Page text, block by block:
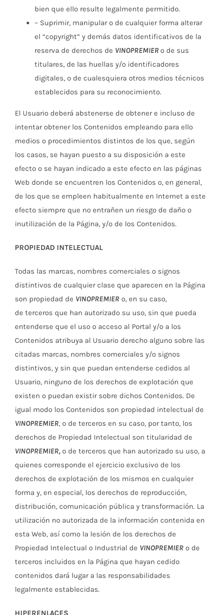
bien que ello resulte legalmente permitido.
– Suprimir, manipular o de cualquier forma alterar
el “copyright” y demás datos identificativos de la
reserva de derechos de VINOPREMIERo de sus
titulares, de las huellas y/o identificadores
digitales, o de cualesquiera otros medios técnicos
establecidos para su reconocimiento.
El Usuario deberá abstenerse de obtener e incluso de
intentar obtener los Contenidos empleando para ello
medios o procedimientos distintos de los que, según
los casos, se hayan puesto a su disposición a este
efecto o se hayan indicado a este efecto en las páginas
Web donde se encuentren los Contenidos o, en general,
de los que se empleen habitualmente en Internet a este
efecto siempre que no entrañen un riesgo de daño o
inutilización de la Página, y/o de los Contenidos.
PROPIEDAD INTELECTUAL
Todas las marcas, nombres comerciales o signos
distintivos de cualquier clase que aparecen en la Página
son propiedad de VINOPREMIER o, en su caso,
de terceros que han autorizado su uso, sin que pueda
entenderse que el uso o acceso al Portal y/o a los
Contenidos atribuya al Usuario derecho alguno sobre las
citadas marcas, nombres comerciales y/o signos
distintivos, y sin que puedan entenderse cedidos al
Usuario, ninguno de los derechos de explotación que
existen o puedan existir sobre dichos Contenidos. De
igual modo los Contenidos son propiedad intelectual de
VINOPREMIER, o de terceros en su caso, por tanto, los
derechos de Propiedad Intelectual son titularidad de
VINOPREMIER, o de terceros que han autorizado su uso, a
quienes corresponde el ejercicio exclusivo de los
derechos de explotación de los mismos en cualquier
forma y, en especial, los derechos de reproducción,
distribución, comunicación pública y transformación. La
utilización no autorizada de la información contenida en
esta Web, así como la lesión de los derechos de
Propiedad Intelectual o Industrial de VINOPREMIER o de
terceros incluidos en la Página que hayan cedido
contenidos dará lugar a las responsabilidades
legalmente establecidas.
HIPERENLACES